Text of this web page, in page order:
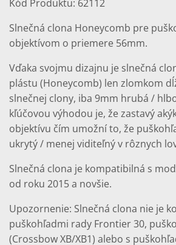
Kód Produktu: 62112
Slnečná clona Honeycomb pre
objektívom o priemere 56mm.
Vďaka svojmu dizajnu je slnečná
plástu (Honeycomb) len zlomkom
slnečnej clony, iba 9mm hrubá /
kľúčovou výhodou je, že zastavý
objektívu čím umožní to, že
ukrytý / menej viditeľný v rôznych
Slnečná clona je kompatibilná s
od roku 2015 a novšie.
Upozornenie: Slnečná clona nie je
puškohľadmi rady Frontier 30,
(Crossbow XB/XB1) alebo s